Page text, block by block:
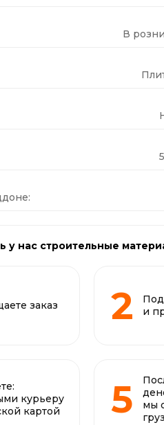
В
у нас строительные
заказ
и
курьеру
картой
мы
груз